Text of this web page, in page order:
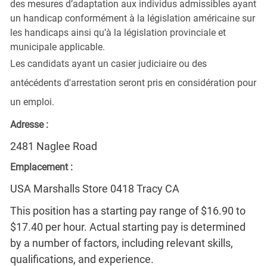
des mesures d’adaptation aux individus admissibles ayant
un handicap conformément à la législation américaine sur
les handicaps ainsi qu’à la législation provinciale et
municipale applicable.
Les candidats ayant un casier judiciaire ou des
antécédents d'arrestation seront pris en considération pour
un emploi.
Adresse :
2481 Naglee Road
Emplacement :
USA Marshalls Store 0418 Tracy CA
This position has a starting pay range of $16.90 to
$17.40 per hour. Actual starting pay is determined
by a number of factors, including relevant skills,
qualifications, and experience.